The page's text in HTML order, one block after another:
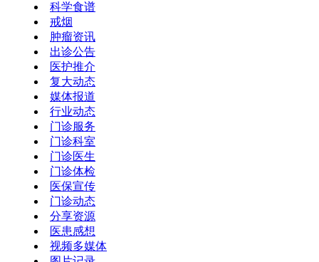
科学食谱
戒烟
肿瘤资讯
出诊公告
医护推介
复大动态
媒体报道
行业动态
门诊服务
门诊科室
门诊医生
门诊体检
医保宣传
门诊动态
分享资源
医患感想
视频多媒体